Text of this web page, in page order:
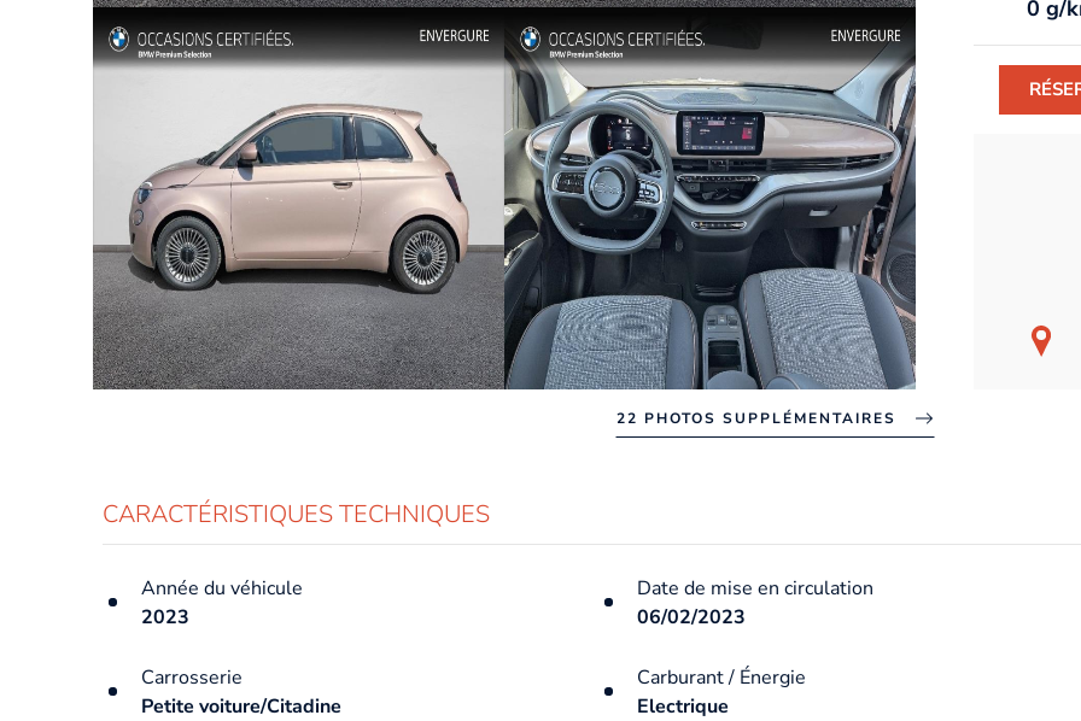
22 PHOTOS SUPPLÉMENTAIRES
0 g/
CARACTÉRISTIQUES TECHNIQUES
Année du véhicule
2023
Date de mise en circulation
06/02/2023
Carrosserie
Petite voiture/Citadine
Carburant / Énergie
Electrique